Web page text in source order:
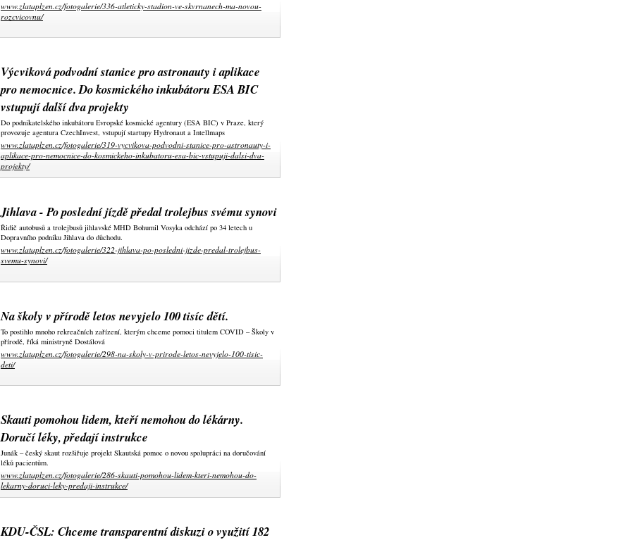
www.zlataplzen.cz/fotogalerie/336-atleticky-stadion-ve-skvrnanech-ma-novou-
rozcvicovnu/
Výcviková podvodní stanice pro astronauty i aplikace
pro nemocnice. Do kosmického inkubátoru ESA BIC
vstupují další dva projekty
Do podnikatelského inkubátoru Evropské kosmické agentury (ESA BIC) v Praze, který
provozuje agentura CzechInvest, vstupují startupy Hydronaut a Intellmaps
www.zlataplzen.cz/fotogalerie/319-vycvikova-podvodni-stanice-pro-astronauty-i-
aplikace-pro-nemocnice-do-kosmickeho-inkubatoru-esa-bic-vstupuji-dalsi-dva-
projekty/
Jihlava - Po poslední jízdě předal trolejbus svému synovi
Řidič autobusů a trolejbusů jihlavské MHD Bohumil Vosyka odchází po 34 letech u
Dopravního podniku Jihlava do důchodu.
www.zlataplzen.cz/fotogalerie/322-jihlava-po-posledni-jizde-predal-trolejbus-
svemu-synovi/
Na školy v přírodě letos nevyjelo 100 tisíc dětí.
To postihlo mnoho rekreačních zařízení, kterým chceme pomoci titulem COVID – Školy v
přírodě, říká ministryně Dostálová
www.zlataplzen.cz/fotogalerie/298-na-skoly-v-prirode-letos-nevyjelo-100-tisic-
deti/
Skauti pomohou lidem, kteří nemohou do lékárny.
Doručí léky, předají instrukce
Junák – český skaut rozšiřuje projekt Skautská pomoc o novou spolupráci na doručování
léků pacientům.
www.zlataplzen.cz/fotogalerie/286-skauti-pomohou-lidem-kteri-nemohou-do-
lekarny-doruci-leky-predaji-instrukce/
KDU-ČSL: Chceme transparentní diskuzi o využití 182